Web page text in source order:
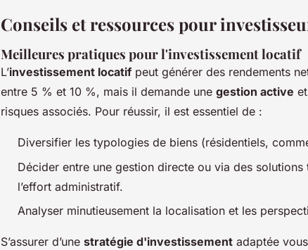
Conseils et ressources pour
Meilleures pratiques pour l'investissement locatif
L’investissement locatif peut générer des rendements
entre 5 % et 10 %, mais il demande une gestion active
risques associés. Pour réussir, il est essentiel de :
Diversifier les typologies de biens (résidentiels,
Décider entre une gestion directe ou via des solutions
l’effort administratif.
Analyser minutieusement la localisation et les
S’assurer d’une stratégie d'investissement adaptée